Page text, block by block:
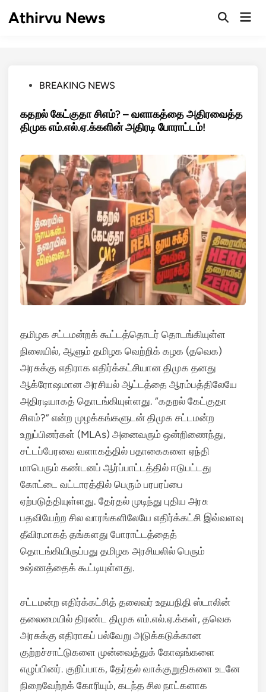
Athirvu News
OpenMain
PostedBREAKING NEWS
கதறல் கேட்குதா சிஎம்? – வளாகத்தை அதிரவைத்த
திமுக எம்.எல்.ஏ.க்களின் அதிரடி போராட்டம்!
தமிழக சட்டமன்றக் கூட்டத்தொடர் தொடங்கியுள்ள
நிலையில், ஆளும் தமிழக வெற்றிக் கழக (தவெக)
அரசுக்கு எதிராக எதிர்க்கட்சியான திமுக தனது
ஆக்ரோஷமான அரசியல் ஆட்டத்தை ஆரம்பத்திலேயே
அதிரடியாகத் தொடங்கியுள்ளது. “கதறல் கேட்குதா
சிஎம்?” என்ற முழக்கங்களுடன் திமுக சட்டமன்ற
உறுப்பினர்கள் (MLAs) அனைவரும் ஒன்றிணைந்து,
சட்டப்பேரவை வளாகத்தில் பதாகைகளை ஏந்தி
மாபெரும் கண்டனப் ஆர்ப்பாட்டத்தில் ஈடுபட்டது
கோட்டை வட்டாரத்தில் பெரும் பரபரப்பை
ஏற்படுத்தியுள்ளது. தேர்தல் முடிந்து புதிய அரசு
பதவியேற்ற சில வாரங்களிலேயே எதிர்க்கட்சி இவ்வளவு
தீவிரமாகத் தங்களது போராட்டத்தைத்
தொடங்கியிருப்பது தமிழக அரசியலில் பெரும்
உஷ்ணத்தைக் கூட்டியுள்ளது.
சட்டமன்ற எதிர்க்கட்சித் தலைவர் உதயநிதி ஸ்டாலின்
தலைமையில் திரண்ட திமுக எம்.எல்.ஏ.க்கள், தவெக
அரசுக்கு எதிராகப் பல்வேறு அடுக்கடுக்கான
குற்றச்சாட்டுகளை முன்வைத்துக் கோஷங்களை
எழுப்பினர். குறிப்பாக, தேர்தல் வாக்குறுதிகளை உடனே
நிறைவேற்றக் கோரியும், கடந்த சில நாட்களாக